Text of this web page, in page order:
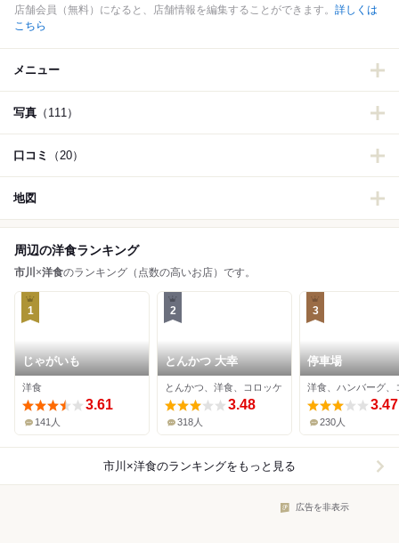
店舗会員（無料）になると、店舗情報を編集することができます。 詳しくは
こちら
メニュー
写真 （111）
口コミ （20）
地図
周辺の洋食ランキング
市川 ×洋食のランキング（点数の高いお店）です。
1
じゃがいも
洋食
3.61
141人
2
とんかつ 大幸
とんかつ、洋食、コロッケ
3.48
318人
3
停車場
3.47
230人
市川×洋食のランキングをもっと見る
広告を非表示